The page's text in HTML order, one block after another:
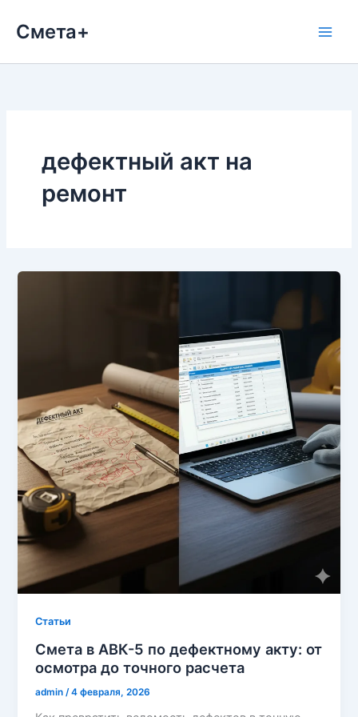
Смета+
дефектный акт на
ремонт
Cтатьи
Смета в АВК-5 по дефектному акту: от
осмотра до точного расчета
admin /4 февраля, 2026